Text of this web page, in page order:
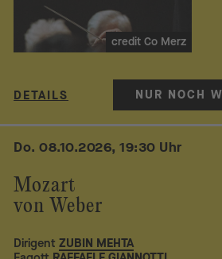
credit Co Merz
DETAILS NUR NOCH
Mozart
von Weber
Do. 08.10.2026, 19:30 Uhr
Dirigent ZUBIN MEHTA